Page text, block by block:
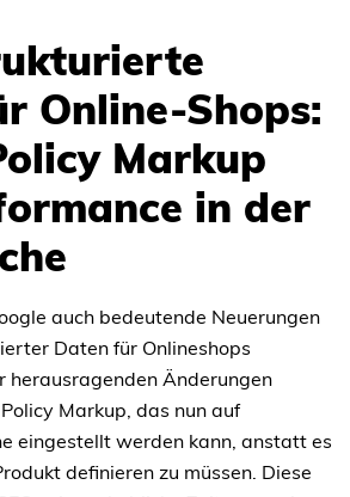
Online-Shops:
Markup
in der
auch bedeutende Neuerungen
Daten für Onlineshops
herausragenden Änderungen
Markup, das nun auf
eingestellt werden kann, anstatt es
definieren zu müssen. Diese